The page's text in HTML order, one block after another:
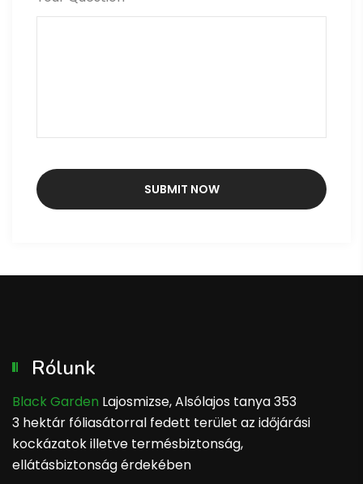
Rólunk
Black Garden Lajosmizse, Alsólajos tanya 353
3 hektár fóliasátorral fedett terület az időjárási
kockázatok illetve termésbiztonság,
ellátásbiztonság érdekében